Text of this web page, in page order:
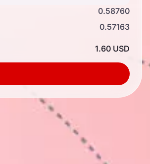
0.58760
0.57163
1.60 USD